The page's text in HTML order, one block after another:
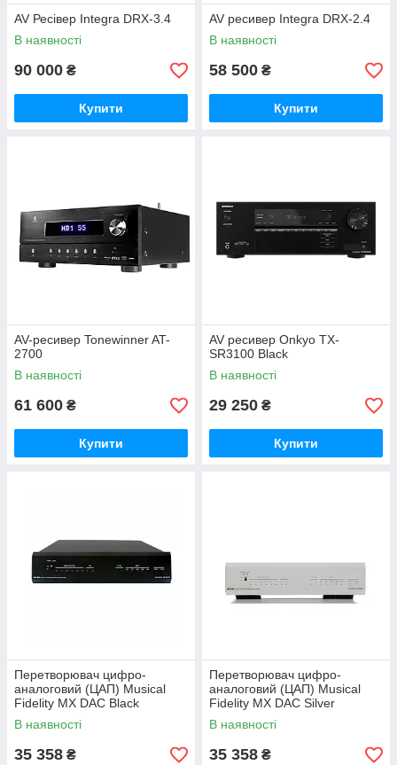
AV Ресівер Integra DRX-3.4
В наявності
90 000 ₴
Купити
AV ресивер Integra DRX-2.4
В наявності
58 500 ₴
Купити
AV-ресивер Tonewinner AT-
2700
В наявності
61 600 ₴
Купити
AV ресивер Onkyo TX-
SR3100 Black
В наявності
29 250 ₴
Купити
Перетворювач цифро-
аналоговий (ЦАП) Musical
Fidelity MX DAC Black
В наявності
35 358 ₴
Перетворювач цифро-
аналоговий (ЦАП) Musical
Fidelity MX DAC Silver
В наявності
35 358 ₴